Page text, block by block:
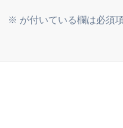
※ が付いている欄は必須